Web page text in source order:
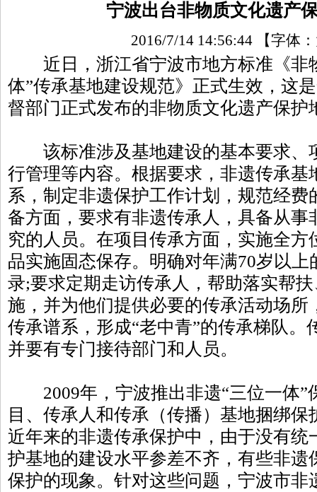
宁波出台非物质文化遗产
2016/7/14 14:56:44 【字体：
近日，浙江省宁波市地方标准《非
体”传承基地建设规范》正式生效，这
督部门正式发布的非物质文化遗产保护
该标准涉及基地建设的基本要求、
行管理等内容。根据要求，非遗传承基
系，制定非遗保护工作计划，规范经
备方面，要求有非遗传承人，具备从事
究的人员。在项目传承方面，实施全
品实施固态保存。明确对年满70岁以
录;要求定期走访传承人，帮助落实帮
施，并为他们提供必要的传承活动场所
传承谱系，形成“老中青”的传承梯队。
并要有专门接待部门和人员。
2009年，宁波推出非遗“三位一体”
目、传承人和传承（传播）基地捆绑
近年来的非遗传承保护中，由于没有统
护基地的建设水平参差不齐，有些非遗
保护的现象。针对这些问题，宁波市非